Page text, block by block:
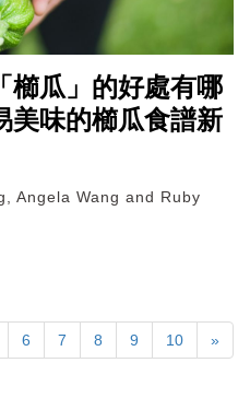
櫛瓜」的好處有哪
美味的櫛瓜食譜新
Angela Wang and Ruby
6 7 8 9 10 »